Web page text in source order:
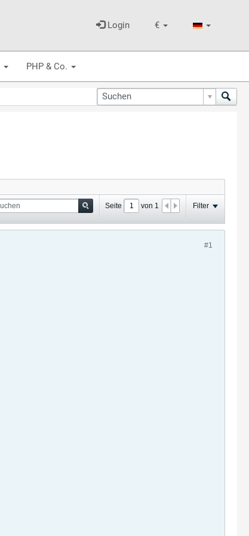
€
Login
PHP & Co.
Seite von 1 Filter
#1